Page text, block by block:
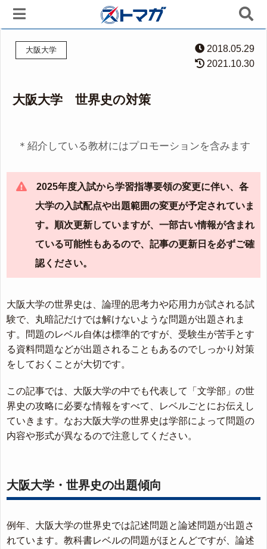
大阪大学
2018.05.29
2021.10.30
大阪大学 世界史の対策
＊紹介している教材にはプロモーションを含みます
2025年度入試から学習指導要領の変更に伴い、各
大学の入試配点や出題範囲の変更が予定されていま
す。順次更新していますが、一部古い情報が含まれ
ている可能性もあるので、記事の更新日を必ずご確
認ください。
大阪大学の世界史は、論理的思考力や応用力が試される試
験で、丸暗記だけでは解けないような問題が出題されま
す。問題のレベル自体は標準的ですが、受験生が苦手とす
る資料問題などが出題されることもあるのでしっかり対策
をしておくことが大切です。
この記事では、大阪大学の中でも代表して「文学部」の世
界史の攻略に必要な情報をすべて、レベルごとにお伝えし
ていきます。なお大阪大学の世界史は学部によって問題の
内容や形式が異なるので注意してください。
大阪大学・世界史の出題傾向
例年、大阪大学の世界史では記述問題と論述問題が出題さ
れています。教科書レベルの問題がほとんどですが、論述